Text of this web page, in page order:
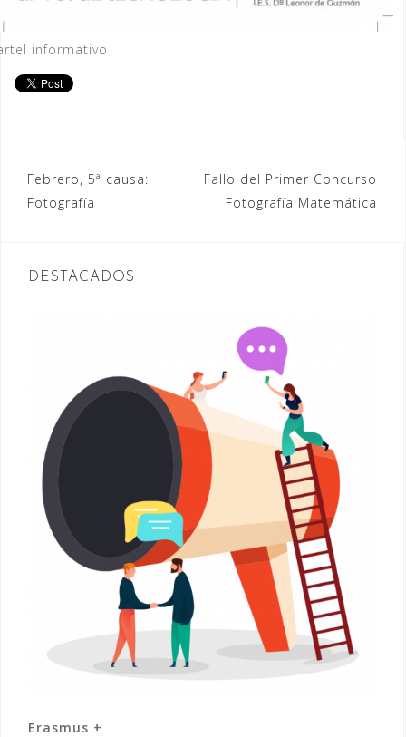
informativo
Navegación
de
Febrero, 5ª causa:
Fotografía
Fallo del Primer Concurso
Fotografía Matemática
DESTACADOS
Erasmus +